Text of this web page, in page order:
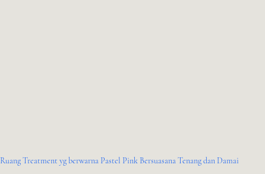
Ruang Treatment yg berwarna Pastel Pink Bersuasana Tenang dan Damai